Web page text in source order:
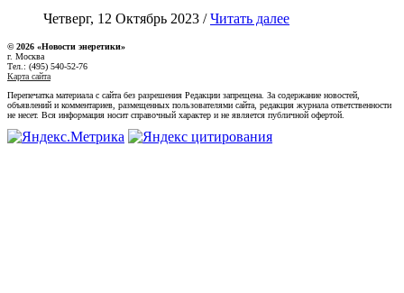
Четверг, 12 Октябрь 2023 /Читать далее
© 2026 «Новости энеретики»
г. Москва
Тел.: (495) 540-52-76
Карта сайта
Перепечатка материала с сайта без разрешения Редакции запрещена. За содержание новостей,
объявлений и комментариев, размещенных пользователями сайта, редакция журнала ответственности
не несет. Вся информация носит справочный характер и не является публичной офертой.